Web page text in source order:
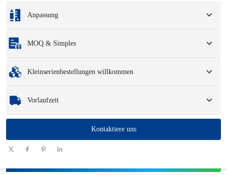
Anpassung
Konstruktionszeichnungen.
MOQ & Simples
Muster: Für verfügbare, kundenspezifische Muster können eine Gebühr und
Kleinserienbestellungen willkommen
helfen, schnell und effizient die Produkte zu erhalten, die Sie benötigen.
Vorlaufzeit
101 - 1000 1001 - 10000
(Tage)
Kontaktiere uns